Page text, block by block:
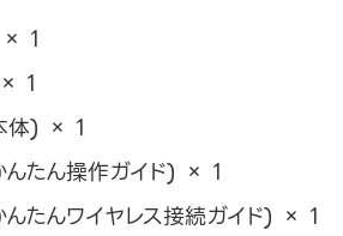
1
1
体) × 1
たん操作ガイド) × 1
たんワイヤレス接続ガイド) × 1